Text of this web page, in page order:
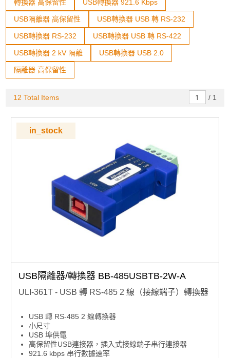
轉換器 高保留性 USB轉換器 921.6 Kbps
USB隔離器 高保留性 USB轉換器 USB 轉 RS-232
USB轉換器 RS-232 USB轉換器 USB 轉 RS-422
USB轉換器 2 kV 隔離 USB轉換器 USB 2.0
隔離器 高保留性
12 Total Items / 1
in_stock
USB隔離器/轉換器 BB-485USBTB-2W-A
ULI-361T - USB 轉 RS-485 2 線（接線端子）轉換器
USB 轉 RS-485 2 線轉換器
小尺寸
USB 埠供電
高保留性USB連接器，插入式接線端子串行連接器
921.6 kbps 串行數據速率